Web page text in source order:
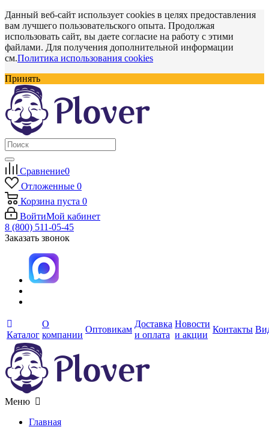
Данный веб-сайт использует cookies в целях предоставления
вам лучшего пользовательского опыта. Продолжая
использовать сайт, вы даете согласие на работу с этими
файлами. Для получения дополнительной информации
см.Политика использования cookies
Принять
Сравнение0
Отложенные 0
Корзина пуста 0
ВойтиМой кабинет
8 (800) 511-05-45
Заказать звонок
Каталог
О
компании
Оптовикам
Доставка
и оплата
Новости
и акции
Контакты
Меню
Главная